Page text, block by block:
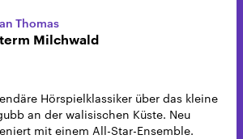
Thomas
Milchwald
Hörspielklassiker über das kleine
an der walisischen Küste. Neu
mit einem All-Star-Ensemble.